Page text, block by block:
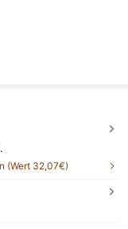
(Wert 32,07€)